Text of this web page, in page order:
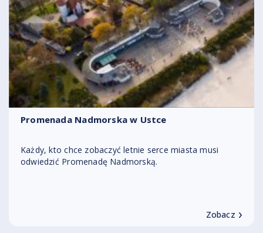
Promenada Nadmorska w Ustce
Każdy, kto chce zobaczyć letnie serce miasta musi
odwiedzić Promenadę Nadmorską.
Zobacz ›